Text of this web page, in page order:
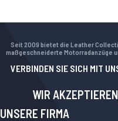
Seit 2009 bietet die Leather
maßgeschneiderte Motorradanzüge
VERBINDEN SIE SICH MIT
WIR AKZEPTIEREN
UNSERE FIRMA